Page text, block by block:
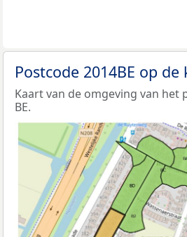
Postcode 2014BE op de
Kaart van de omgeving van het
BE.